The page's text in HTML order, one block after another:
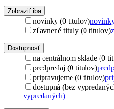
Zobraziť iba
novinky (0 titulov)
zľavnené tituly (0 titulov)
Dostupnosť
na centrálnom sklade (0
predpredaj (0 titulov)
pripravujeme (0 titulov)
dostupná (bez
vypredaných)